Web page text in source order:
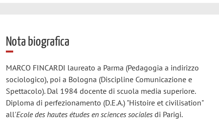
Nota biografica
MARCO FINCARDI laureato a Parma (Pedagogia a indirizzo
sociologico), poi a Bologna (Discipline Comunicazione e
Spettacolo). Dal 1984 docente di scuola media superiore.
Diploma di perfezionamento (D.E.A.) "Histoire et civilisation"
all'Ecole des hautes études en sciences socialesdi Parigi.